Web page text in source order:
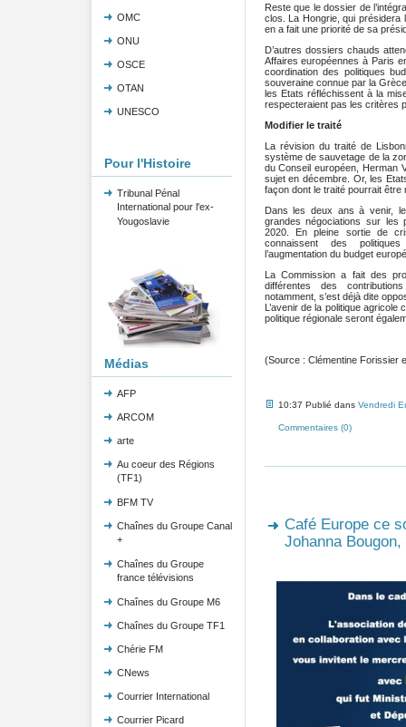
OMC
ONU
OSCE
OTAN
UNESCO
Pour l'Histoire
Tribunal Pénal
International pour l'ex-
Yougoslavie
Médias
AFP
ARCOM
arte
Au coeur des Régions
(TF1)
BFM TV
Chaînes du Groupe Canal
+
Chaînes du Groupe
france télévisions
Chaînes du Groupe M6
Chaînes du Groupe TF1
Chérie FM
CNews
Courrier International
Courrier Picard
Reste que le dossier de
clos. La Hongrie, qui présidera
en a fait une priorité de sa
D’autres dossiers chauds
Affaires européennes à Paris
coordination des politiques
souveraine connue par la
les Etats réfléchissent à la
respecteraient pas les critères
Modifier le traité
La révision du traité de
système de sauvetage de la
du Conseil européen, Herman
sujet en décembre. Or, les
façon dont le traité pourrait être
Dans les deux ans à venir,
grandes négociations sur les
2020. En pleine sortie de
connaissent des
l’augmentation du budget
La Commission a fait des
différentes des
notamment, s’est déjà dite
L’avenir de la politique
politique régionale seront
(Source : Clémentine Forissier
10:37 Publié dans Vendredi
Commentaires (0)
Café Europe ce
Johanna Bougon,